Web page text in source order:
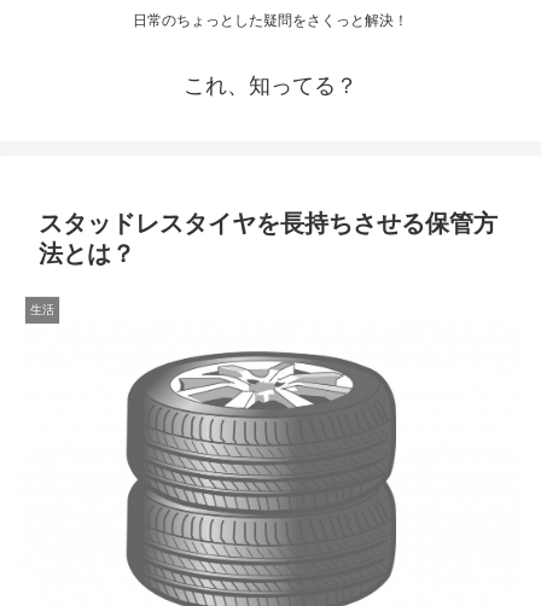
日常のちょっとした疑問をさくっと解決！
これ、知ってる？
スタッドレスタイヤを長持ちさせる保管方
法とは？
生活